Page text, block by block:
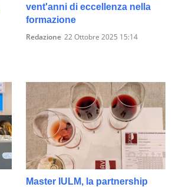
vent'anni di eccellenza nella
formazione
Redazione 22 Ottobre 2025 15:14
Master IULM, la partnership